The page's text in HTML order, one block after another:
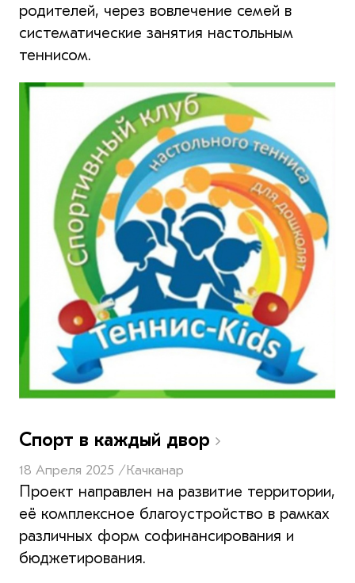
родителей, через вовлечение семей в
систематические занятия настольным
теннисом.
Спорт в каждый двор
18 Апреля 2025 /Качканар
Проект направлен на развитие территории,
её комплексное благоустройство в рамках
различных форм софинансирования и
бюджетирования.